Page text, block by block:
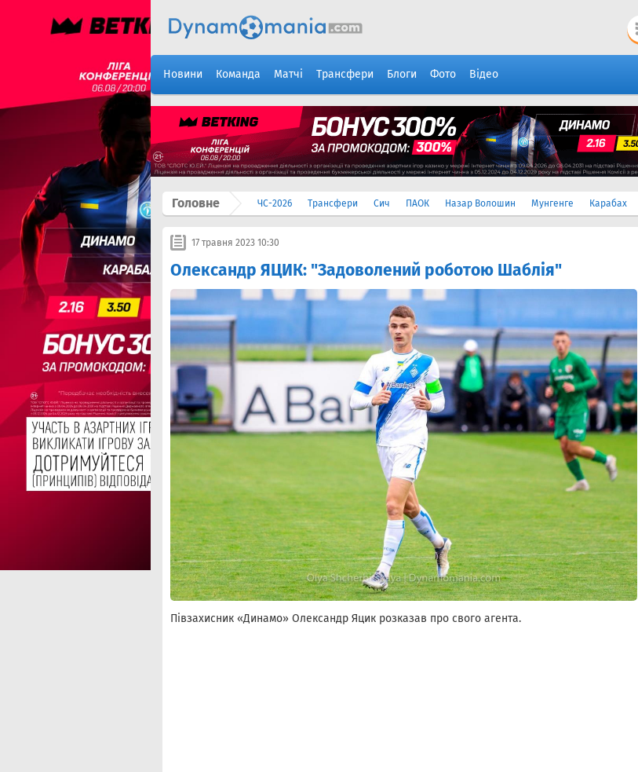
Новини Команда Матчі Трансфери Блоги Фото Відео
Головне ЧС-2026 Трансфери Сич ПАОК Назар Волошин Мунгенге Карабах
17 травня 2023 10:30
Олександр ЯЦИК: "Задоволений роботою Шаблія"
Півзахисник «Динамо» Олександр Яцик розказав про свого агента.